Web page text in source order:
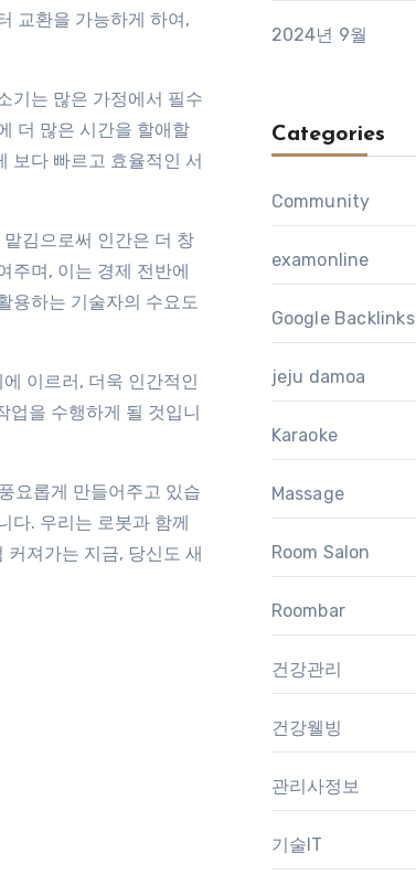
교환을 가능하게 하여,
기는 많은 가정에서 필수
더 많은 시간을 할애할
보다 빠르고 효율적인 서
김으로써 인간은 더 창
주며, 이는 경제 전반에
용하는 기술자의 수요도
이르러, 더욱 인간적인
업을 수행하게 될 것입니
요롭게 만들어주고 있습
다. 우리는 로봇과 함께
져가는 지금, 당신도 새
2024년 9월
Categories
Community
examonline
Google Backlinks
jeju damoa
Karaoke
Massage
Room Salon
Roombar
건강관리
건강웰빙
관리사정보
기술IT